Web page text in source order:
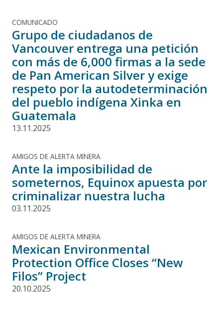
COMUNICADO
Grupo de ciudadanos de
Vancouver entrega una petición
con más de 6,000 firmas a la sede
de Pan American Silver y exige
respeto por la autodeterminación
del pueblo indígena Xinka en
Guatemala
13.11.2025
AMIGOS DE ALERTA MINERA
Ante la imposibilidad de
someternos, Equinox apuesta por
criminalizar nuestra lucha
03.11.2025
AMIGOS DE ALERTA MINERA
Mexican Environmental
Protection Office Closes “New
Filos” Project
20.10.2025